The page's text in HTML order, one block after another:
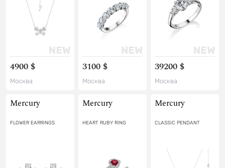
4900 $
Москва
3100 $
Москва
39200 $
Москва
Mercury
FLOWER EARRINGS
Mercury
HEART RUBY RING
Mercury
CLASSIC PENDANT